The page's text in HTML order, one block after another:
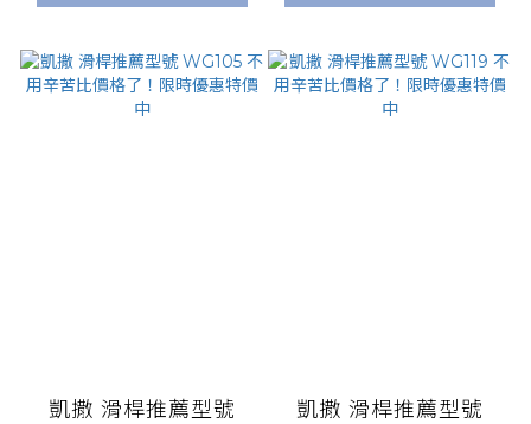
凱撒 滑桿推薦型號
凱撒 滑桿推薦型號